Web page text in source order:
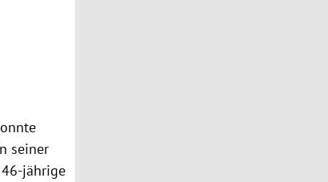
seiner
jährige